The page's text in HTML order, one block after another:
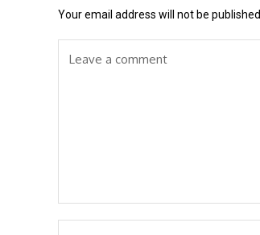
Your email address will not be published.